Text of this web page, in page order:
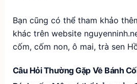
Bạn cũng có thể tham khảo
khác trên website
cốm, cốm non, ô mai, trà sen
Câu Hỏi Thường Gặp Về Bánh